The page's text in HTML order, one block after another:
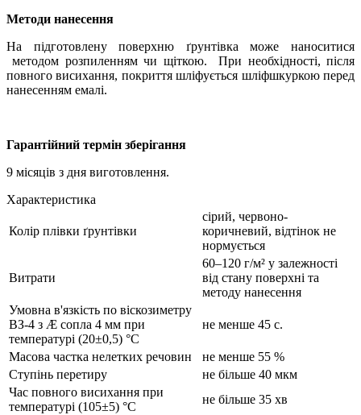
Методи нанесення
На підготовлену поверхню ґрунтівка може наноситися
методом розпиленням чи щіткою. При необхідності, після
повного висихання, покриття шліфується шліфшкуркою перед
нанесенням емалі.
Гарантійний термін зберігання
9 місяців з дня виготовлення.
Характеристика
Колір плівки ґрунтівки
сірий, червоно-
коричневий, відтінок не
нормується
Витрати
60–120 г/м² у залежності
від стану поверхні та
методу нанесення
Умовна в'язкість по віскозиметру
ВЗ-4 з Æ сопла 4 мм при
температурі (20±0,5) °С
не менше 45 с.
Масова частка нелетких речовин
не менше 55 %
Ступінь перетиру
не більше 40 мкм
Час повного висихання при
температурі (105±5) °С
не більше 35 хв